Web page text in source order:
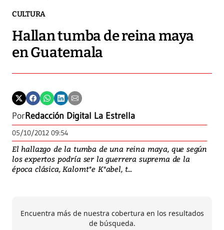
CULTURA
Hallan tumba de reina maya
en Guatemala
PorRedacción Digital La Estrella
05/10/2012 09:54
El hallazgo de la tumba de una reina maya, que según
los expertos podría ser la guerrera suprema de la
época clásica, Kalomt*e K*abel, t...
Encuentra más de nuestra cobertura en los resultados
de búsqueda.